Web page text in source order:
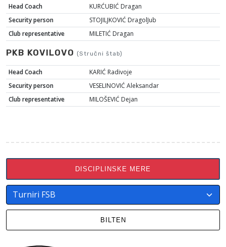
Head Coach
KURĆUBIĆ Dragan
Security person
STOJILJKOVIĆ DragolJub
Club representative
MILETIĆ Dragan
PKB KOVILOVO (Stručni štab)
Head Coach
KARIĆ Radivoje
Security person
VESELINOVIĆ Aleksandar
Club representative
MILOŠEVIĆ Dejan
DISCIPLINSKE MERE
BILTEN